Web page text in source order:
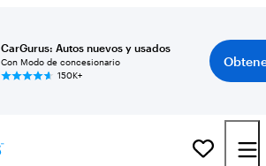
CarGurus: Autos nuevos y usados
Con Modo de concesionario
150K+